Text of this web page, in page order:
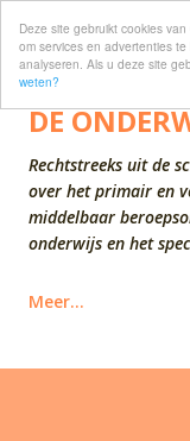
Deze site gebruikt cookies
om services en advertenties
analyseren. Als u deze site
weten?
DE
Rechtstreeks uit de
over het primair en
middelbaar
onderwijs en het
Meer…